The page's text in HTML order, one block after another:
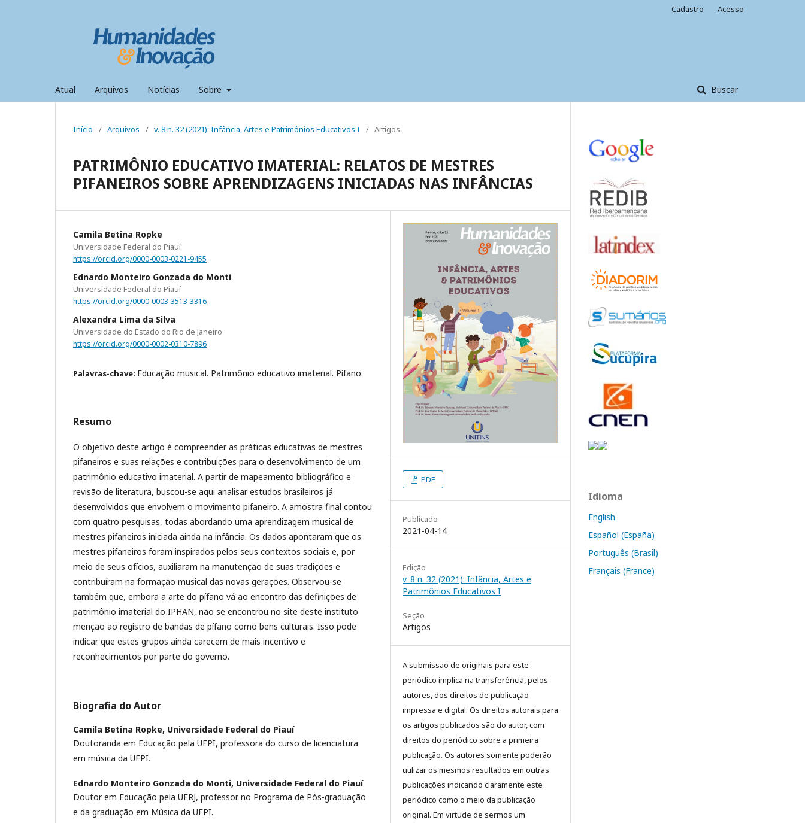
Atual Arquivos Notícias Sobre Buscar
Cadastro Acesso
Início / Arquivos / v. 8 n. 32 (2021): Infância, Artes e Patrimônios Educativos I / Artigos
PATRIMÔNIO EDUCATIVO IMATERIAL: RELATOS DE MESTRES
PIFANEIROS SOBRE APRENDIZAGENS INICIADAS NAS INFÂNCIAS
Camila Betina Ropke
Universidade Federal do Piauí
https://orcid.org/0000-0003-0221-9455
Ednardo Monteiro Gonzada do Monti
Universidade Federal do Piauí
https://orcid.org/0000-0003-3513-3316
Alexandra Lima da Silva
Universidade do Estado do Rio de Janeiro
https://orcid.org/0000-0002-0310-7896
Palavras-chave: Educação musical. Patrimônio educativo imaterial. Pífano.
Resumo
O objetivo deste artigo é compreender as práticas educativas de mestres
pifaneiros e suas relações e contribuições para o desenvolvimento de um
patrimônio educativo imaterial. A partir de mapeamento bibliográfico e
revisão de literatura, buscou-se aqui analisar estudos brasileiros já
desenvolvidos que envolvem o movimento pifaneiro. A amostra final contou
com quatro pesquisas, todas abordando uma aprendizagem musical de
mestres pifaneiros iniciada ainda na infância. Os dados apontaram que os
mestres pifaneiros foram inspirados pelos seus contextos sociais e, por
meio de seus ofícios, auxiliaram na manutenção de suas tradições e
contribuíram na formação musical das novas gerações. Observou-se
também que, embora a arte do pífano vá ao encontro das definições de
patrimônio imaterial do IPHAN, não se encontrou no site deste instituto
menção ao registro de bandas de pífano como bens culturais. Isso pode
indicar que estes grupos ainda carecem de mais incentivo e
reconhecimentos por parte do governo.
Biografia do Autor
Camila Betina Ropke, Universidade Federal do Piauí
Doutoranda em Educação pela UFPI, professora do curso de licenciatura
em música da UFPI.
Ednardo Monteiro Gonzada do Monti, Universidade Federal do Piauí
Doutor em Educação pela UERJ, professor no Programa de Pós-graduação
e da graduação em Música da UFPI.
PDF
Publicado
2021-04-14
Edição
v. 8 n. 32 (2021): Infância, Artes e
Patrimônios Educativos I
Seção
Artigos
A submissão de originais para este
periódico implica na transferência, pelos
autores, dos direitos de publicação
impressa e digital. Os direitos autorais para
os artigos publicados são do autor, com
direitos do periódico sobre a primeira
publicação. Os autores somente poderão
utilizar os mesmos resultados em outras
publicações indicando claramente este
periódico como o meio da publicação
original. Em virtude de sermos um
Idioma
English
Español (España)
Português (Brasil)
Français (France)